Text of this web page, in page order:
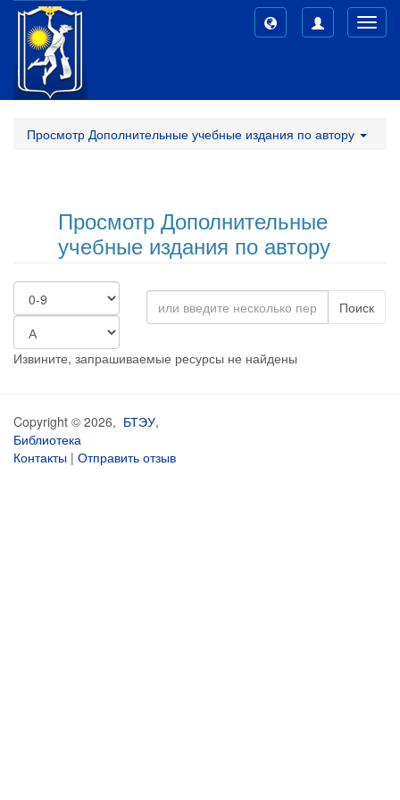
Просмотр Дополнительные учебные издания по автору
Просмотр Дополнительные
учебные издания по автору
Поиск
Извините, запрашиваемые ресурсы не найдены
Copyright © 2026, БТЭУ,
Библиотека
Контакты | Отправить отзыв